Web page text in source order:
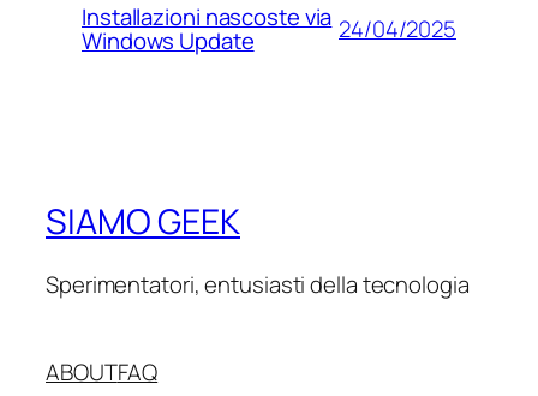
Installazioni nascoste via
Windows Update 24/04/2025
SIAMO GEEK
Sperimentatori, entusiasti della tecnologia
ABOUTFAQ